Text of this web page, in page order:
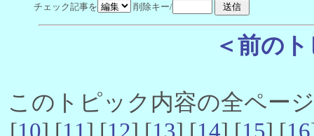
チェック記事を 削除キー/
＜前の
このトピック内容の全ペー